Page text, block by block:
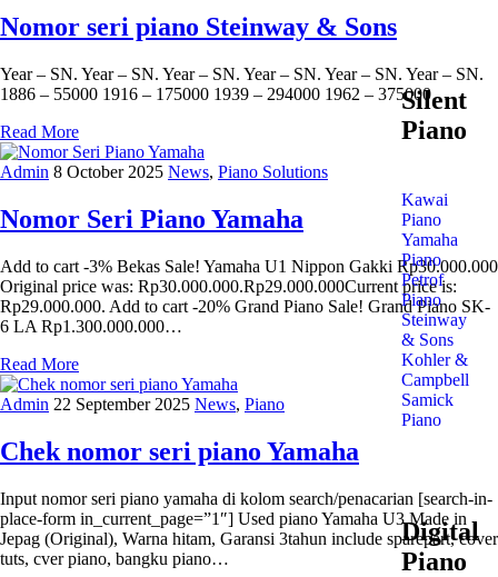
Silent
Piano
Kawai
Piano
Yamaha
Piano
Petrof
Piano
Steinway
& Sons
Kohler &
Campbell
Samick
Piano
Digital
Piano
Nomor seri piano Steinway & Sons
Year – SN. Year – SN. Year – SN. Year – SN. Year – SN. Year – SN.
1886 – 55000 1916 – 175000 1939 – 294000 1962 – 375000…
Read More
Admin 8 October 2025 News, Piano Solutions
Nomor Seri Piano Yamaha
Add to cart -3% Bekas Sale! Yamaha U1 Nippon Gakki Rp30.000.000
Original price was: Rp30.000.000.Rp29.000.000Current price is:
Rp29.000.000. Add to cart -20% Grand Piano Sale! Grand Piano SK-
6 LA Rp1.300.000.000…
Read More
Admin 22 September 2025 News, Piano
Chek nomor seri piano Yamaha
Input nomor seri piano yamaha di kolom search/penacarian [search-in-
place-form in_current_page=”1″] Used piano Yamaha U3 Made in
Jepag (Original), Warna hitam, Garansi 3tahun include sparepart, cover
tuts, cver piano, bangku piano…